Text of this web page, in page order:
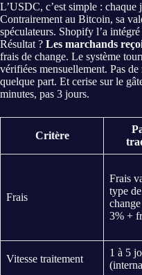
L’USDC, c’est simple :
Contrairement au Bitcoin, sa
spéculateurs. Shopify l’a
Résultat ? Les marchands
frais de change. Le système
vérifiées mensuellement. Pas
quelque part. Et cerise sur le
minutes, pas 3 jours.
Critère
Frais
Frais
type
3% +
Vitesse traitement
1 à 5